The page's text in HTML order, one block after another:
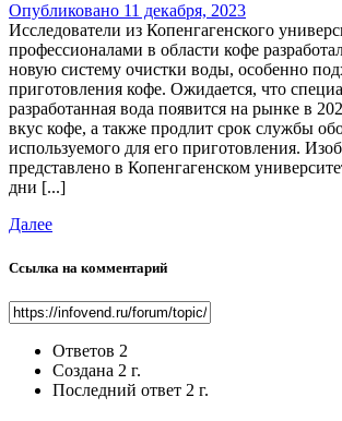
Опубликовано 11 декабря, 2023
Исследователи из Копенгагенского
профессионалами в области кофе
новую систему очистки воды, особенно
приготовления кофе. Ожидается, что
разработанная вода появится на рынке в
вкус кофе, а также продлит срок службы
используемого для его приготовления.
представлено в Копенгагенском
дни [...]
Далее
Ссылка на комментарий
Ответов 2
Создана 2 г.
Последний ответ 2 г.